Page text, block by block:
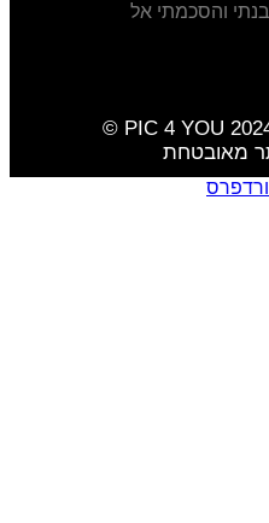
והסכמתי אל
מאובטחת